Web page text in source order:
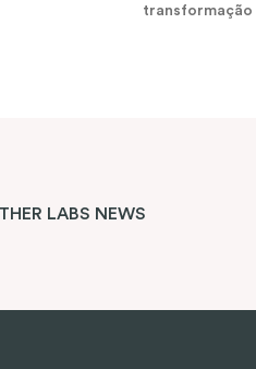
transformação
LABS NEWS